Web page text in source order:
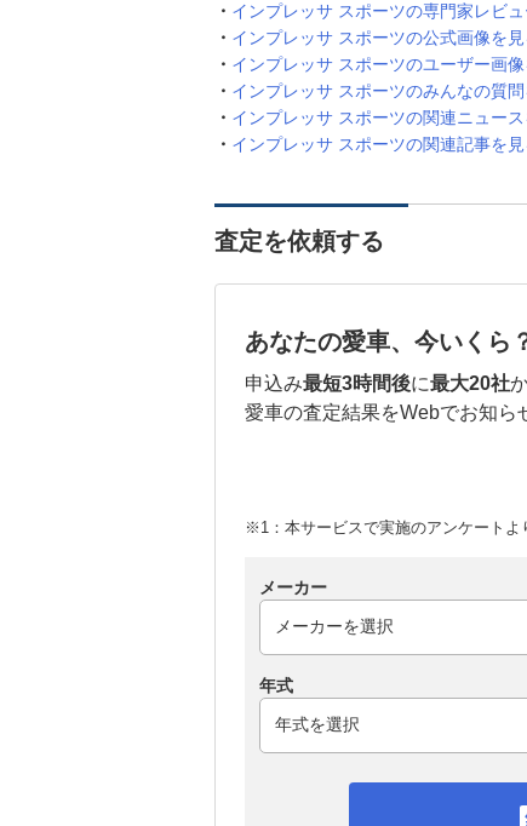
インプレッサ スポーツの専門家レビ
インプレッサ スポーツの公式画像を見
インプレッサ スポーツのユーザー画像
インプレッサ スポーツのみんなの質問
インプレッサ スポーツの関連ニュース
インプレッサ スポーツの関連記事を見
査定を依頼する
あなたの愛車、今いくら
申込み最短3時間後に最大20社
愛車の査定結果をWebでお知ら
※1：本サービスで実施のアンケートよ
メーカー
年式